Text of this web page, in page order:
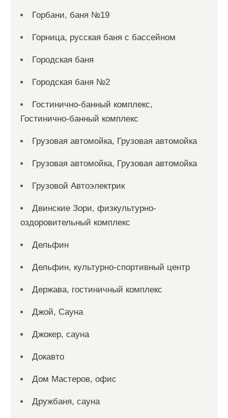
Горбани, баня №19
Горница, русская баня с бассейном
Городская баня
Городская баня №2
Гостинично-банный комплекс,
Гостинично-банный комплекс
Грузовая автомойка, Грузовая автомойка
Грузовая автомойка, Грузовая автомойка
Грузовой Автоэлектрик
Двинские Зори, физкультурно-
оздоровительный комплекс
Дельфин
Дельфин, культурно-спортивный центр
Держава, гостиничный комплекс
Джой, Сауна
Джокер, сауна
Докавто
Дом Мастеров, офис
Дружбаня, сауна